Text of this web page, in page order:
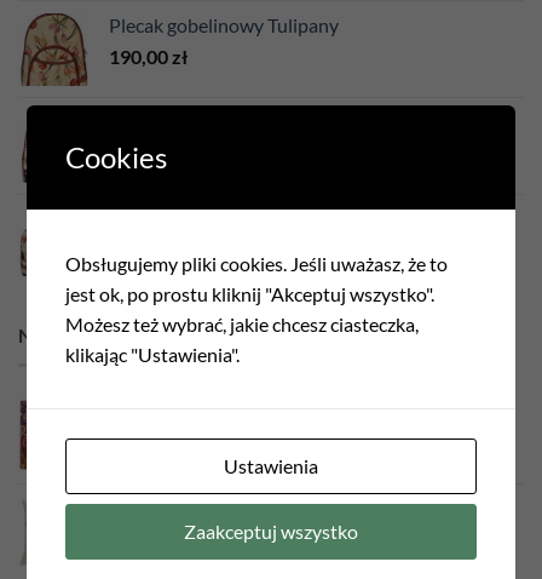
Plecak gobelinowy Tulipany
190,00 zł
190,00
NAJLEPSZA SPRZEDAŻ
Poszewka gobelinowa Kwiaty Eden
70,00zł
Poszewka gobelinowa Róża beżowa
Cookies
Obsługujemy pliki cookies. Jeśli uważasz, że to
jest ok, po prostu kliknij "Akceptuj wszystko".
Możesz też wybrać, jakie chcesz ciasteczka,
klikając "Ustawienia".
Ustawienia
Zaakceptuj wszystko